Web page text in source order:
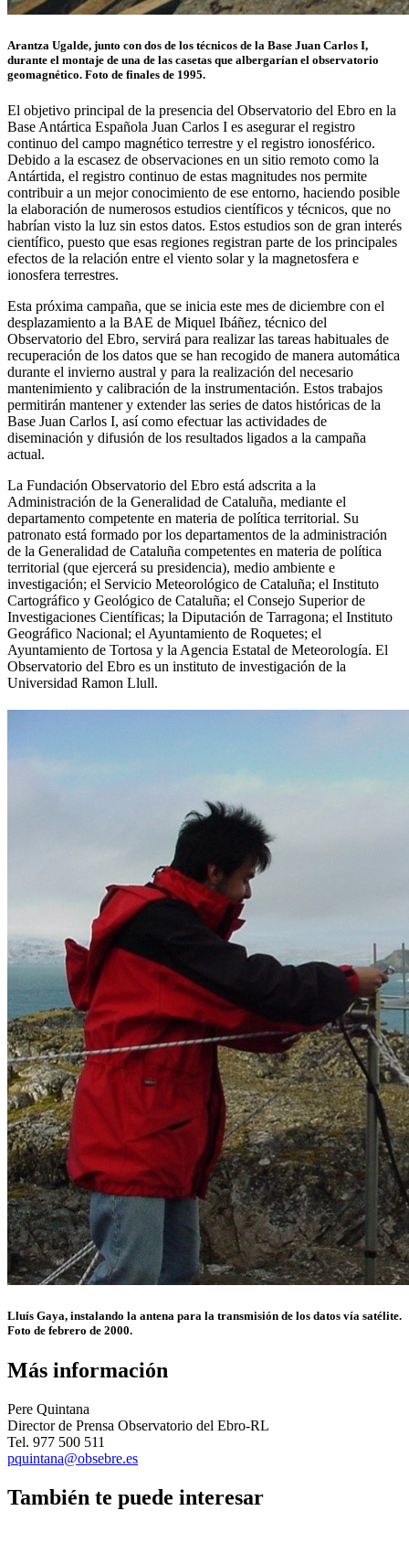
Arantza Ugalde, junto con dos de los técnicos de la Base Juan Carlos I,
durante el montaje de una de las casetas que albergarían el observatorio
geomagnético. Foto de finales de 1995.
El objetivo principal de la presencia del Observatorio del Ebro en la
Base Antártica Española Juan Carlos I es asegurar el registro
continuo del campo magnético terrestre y el registro ionosférico.
Debido a la escasez de observaciones en un sitio remoto como la
Antártida, el registro continuo de estas magnitudes nos permite
contribuir a un mejor conocimiento de ese entorno, haciendo posible
la elaboración de numerosos estudios científicos y técnicos, que no
habrían visto la luz sin estos datos. Estos estudios son de gran interés
científico, puesto que esas regiones registran parte de los principales
efectos de la relación entre el viento solar y la magnetosfera e
ionosfera terrestres.
Esta próxima campaña, que se inicia este mes de diciembre con el
desplazamiento a la BAE de Miquel Ibáñez, técnico del
Observatorio del Ebro, servirá para realizar las tareas habituales de
recuperación de los datos que se han recogido de manera automática
durante el invierno austral y para la realización del necesario
mantenimiento y calibración de la instrumentación. Estos trabajos
permitirán mantener y extender las series de datos históricas de la
Base Juan Carlos I, así como efectuar las actividades de
diseminación y difusión de los resultados ligados a la campaña
actual.
La Fundación Observatorio del Ebro está adscrita a la
Administración de la Generalidad de Cataluña, mediante el
departamento competente en materia de política territorial. Su
patronato está formado por los departamentos de la administración
de la Generalidad de Cataluña competentes en materia de política
territorial (que ejercerá su presidencia), medio ambiente e
investigación; el Servicio Meteorológico de Cataluña; el Instituto
Cartográfico y Geológico de Cataluña; el Consejo Superior de
Investigaciones Científicas; la Diputación de Tarragona; el Instituto
Geográfico Nacional; el Ayuntamiento de Roquetes; el
Ayuntamiento de Tortosa y la Agencia Estatal de Meteorología. El
Observatorio del Ebro es un instituto de investigación de la
Universidad Ramon Llull.
Lluís Gaya, instalando la antena para la transmisión de los datos vía satélite.
Foto de febrero de 2000.
Más información
Pere Quintana
Director de Prensa Observatorio del Ebro-RL
Tel. 977 500 511
pquintana@obsebre.es
También te puede interesar